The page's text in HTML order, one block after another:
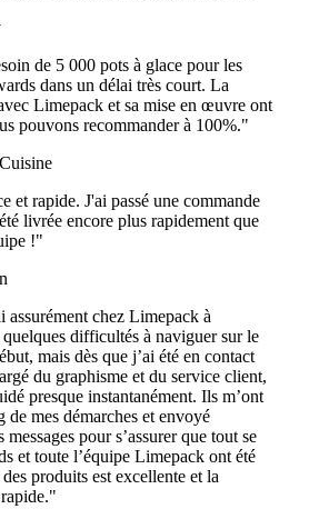
avec impression sont disponibles en 4 tailles
ml
à la fois à nos gobelets en carton
nous proposons également des
imperméables et peuvent être imprimés
est, comme pour tous nos autres gobelets
inodore et sans goût. Nos gobelets en carton
bien aux boissons froides qu'aux boissons
être utilisés pour servir de l'alcool,
de nos clients.
gobelets en carton personnalisés pour un
ou pour des boissons fraîches à
de 5 000 pots à glace pour les
dans un délai très court. La
Limepack et sa mise en œuvre ont
pouvons recommander à 100%."
et rapide. J'ai passé une commande
livrée encore plus rapidement que
!"
assurément chez Limepack à
quelques difficultés à naviguer sur le
mais dès que j’ai été en contact
du graphisme et du service client,
presque instantanément. Ils m’ont
mes démarches et envoyé
pour s’assurer que tout se
et toute l’équipe Limepack ont été
produits est excellente et la